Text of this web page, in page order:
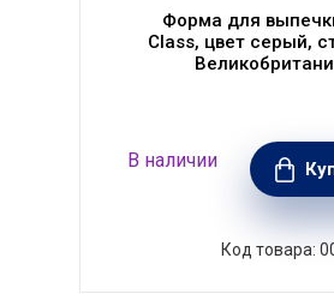
Форма для
Class, цвет серый,
В наличии
Код товара: